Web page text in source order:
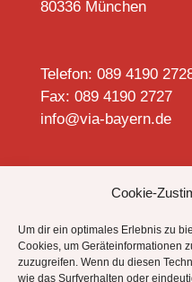
Cookie-
Um dir ein optimales Erlebnis zu
Cookies, um Geräteinformationen
zuzugreifen. Wenn du diesen
wie das Surfverhalten oder
80336 München
Telefon: 089 4190
Fax: 089 4190 2727
info@via-bayern.de
Datenschutzhinweise